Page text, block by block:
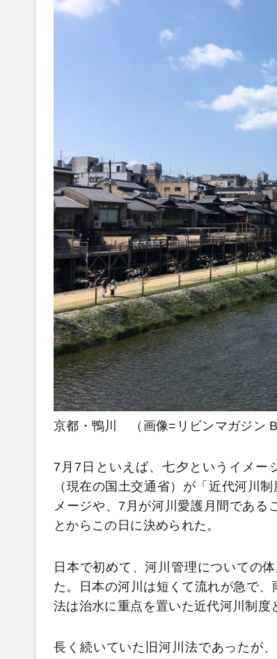
京都・鴨川 （画像=リビンマガジン
7月7日といえば、七夕というイメー
（現在の国土交通省）が「近代河川
メージや、7月が河川愛護月間である
とからこの日に決められた。
日本で初めて、河川管理についての
た。日本の河川は短くて流れが急で
法は治水に重点を置いた近代河川制度
長く続いていた旧河川法であったが